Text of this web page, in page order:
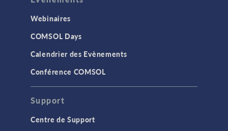
Webinaires
COMSOL Days
Calendrier des Evènements
Conférence COMSOL
Support
Centre de Support